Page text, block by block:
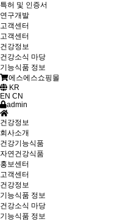
특허 및 인증서
연구개발
고객센터
고객센터
건강정보
건강소식 마당
기능식품 정보
에스에스쇼핑몰
KR
EN CN
admin
건강정보
회사소개
건강기능식품
자연건강식품
홍보센터
고객센터
건강정보
기능식품 정보
건강소식 마당
기능식품 정보